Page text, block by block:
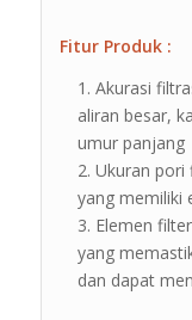
Fitur Produk :
Akurasi
aliran besar,
umur panjang
Ukuran pori
yang memiliki
Elemen
yang
dan dapat